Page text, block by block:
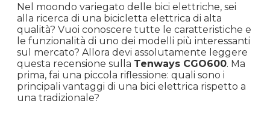
Nel moondo variegato delle bici elettriche, sei
alla ricerca di una bicicletta elettrica di alta
qualità? Vuoi conoscere tutte le caratteristiche e
le funzionalità di uno dei modelli più interessanti
sul mercato? Allora devi assolutamente leggere
questa recensione sulla Tenways CGO600. Ma
prima, fai una piccola riflessione: quali sono i
principali vantaggi di una bici elettrica rispetto a
una tradizionale?